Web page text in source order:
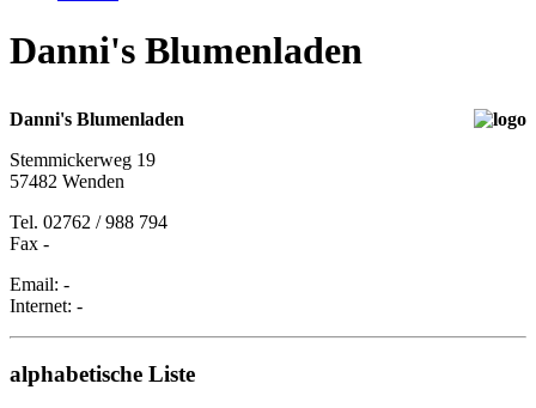
Danni's Blumenladen
Danni's Blumenladen
Stemmickerweg 19
57482 Wenden
Tel. 02762 / 988 794
Fax -
Email: -
Internet: -
alphabetische Liste